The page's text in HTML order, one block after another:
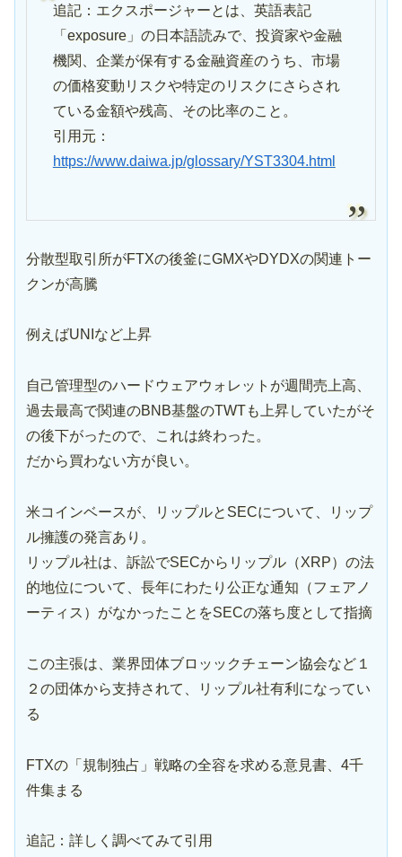
追記：エクスポージャーとは、英語表記
「exposure」の日本語読みで、投資家や金融
機関、企業が保有する金融資産のうち、市場
の価格変動リスクや特定のリスクにさらされ
ている金額や残高、その比率のこと。
引用元：
https://www.daiwa.jp/glossary/YST3304.html
分散型取引所がFTXの後釜にGMXやDYDXの関連トー
クンが高騰
例えばUNIなど上昇
自己管理型のハードウェアウォレットが週間売上高、
過去最高で関連のBNB基盤のTWTも上昇していたがそ
の後下がったので、これは終わった。
だから買わない方が良い。
米コインベースが、リップルとSECについて、リップ
ル擁護の発言あり。
リップル社は、訴訟でSECからリップル（XRP）の法
的地位について、長年にわたり公正な通知（フェアノ
ーティス）がなかったことをSECの落ち度として指摘
この主張は、業界団体ブロッックチェーン協会など１
２の団体から支持されて、リップル社有利になってい
る
FTXの「規制独占」戦略の全容を求める意見書、4千
件集まる
追記：詳しく調べてみて引用